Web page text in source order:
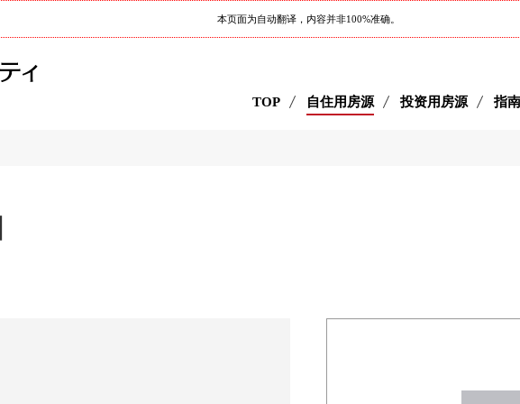
本页面为自动翻译，内容并非100%准确。
TOP 自住用房源 投资用房源 指南